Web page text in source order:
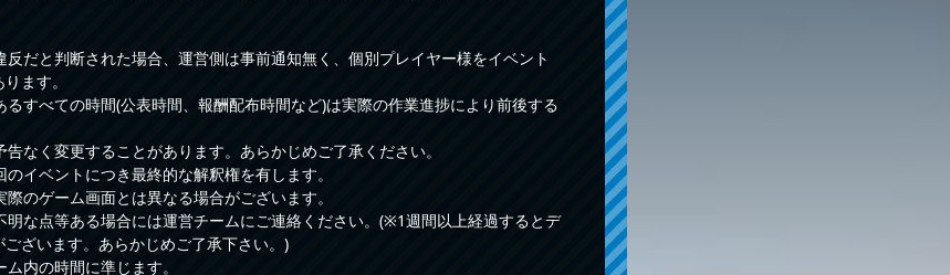
だと判断された場合、運営側は事前通知無く、個別プレイヤー様をイベント
ます。
すべての時間(公表時間、報酬配布時間など)は実際の作業進捗により前後する
なく変更することがあります。あらかじめご了承ください。
イベントにつき最終的な解釈権を有します。
のゲーム画面とは異なる場合がございます。
な点等ある場合には運営チームにご連絡ください。(※1週間以上経過するとデ
ざいます。あらかじめご了承下さい。)
内の時間に準じます。